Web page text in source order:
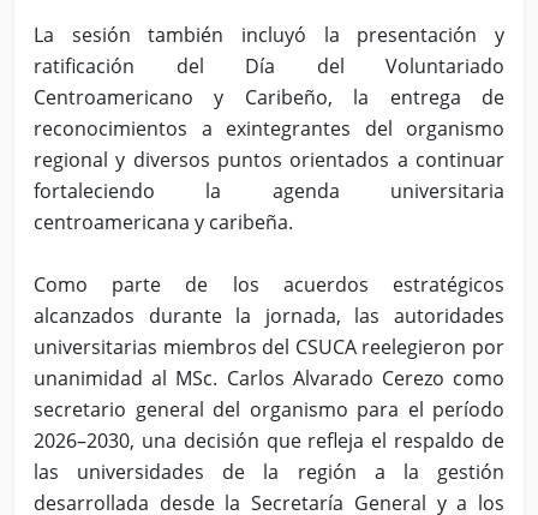
La sesión también incluyó la presentación y
ratificación del Día del Voluntariado
Centroamericano y Caribeño, la entrega de
reconocimientos a exintegrantes del organismo
regional y diversos puntos orientados a continuar
fortaleciendo la agenda universitaria
centroamericana y caribeña.
Como parte de los acuerdos estratégicos
alcanzados durante la jornada, las autoridades
universitarias miembros del CSUCA reelegieron por
unanimidad al MSc. Carlos Alvarado Cerezo como
secretario general del organismo para el período
2026–2030, una decisión que refleja el respaldo de
las universidades de la región a la gestión
desarrollada desde la Secretaría General y a los